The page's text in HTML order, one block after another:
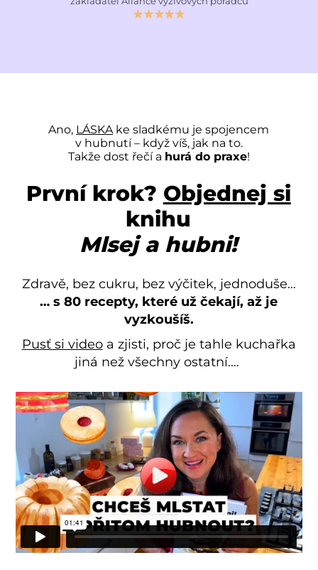
Ano, LÁSKAke sladkému je spojencem
v hubnutí – když víš, jak na to.
Takže dost řečí a hurá do praxe!
První krok? Objednej si
knihu
Mlsej a hubni!
Zdravě, bez cukru, bez výčitek, jednoduše…
… s 80 recepty, které už čekají, až je
vyzkoušíš.
Pusť si videoa zjisti, proč je tahle kuchařka
jiná než všechny ostatní.…